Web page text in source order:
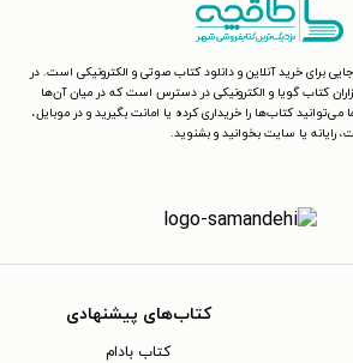
برای خرید آنلاین و دانلود کتاب صوتی و الکترونیکی است. در
کتاب گویا و الکترونیکی در دسترس است که در میان آن‌ها
کتاب‌ها را خریداری کرده یا امانت بگیرید و در موبایل،
رایانه یا سایت بخوانید و بشنوید.
کتاب‌های پیشنهادی
کتاب بادام